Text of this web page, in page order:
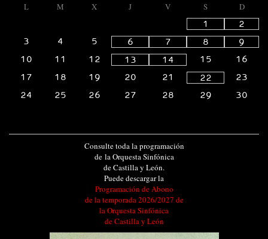
L M X J V S
D
1
2
3
4 5 6 7 8
9
10
11 12 13 14 15
16
17
18 19 20 21 22
23
24
25 26 27 28 29 30
Consulte toda la programación
de la Orquesta Sinfónica
de Castilla y León.
Puede descargar la
Programación de Abono
de la temporada 2026/2027 de
la Orquesta Sinfónica
de Castilla y León